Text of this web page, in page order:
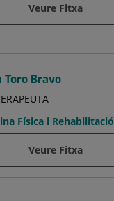
Veure Fitxa
Toro Bravo
Física i Rehabilitació
Veure Fitxa